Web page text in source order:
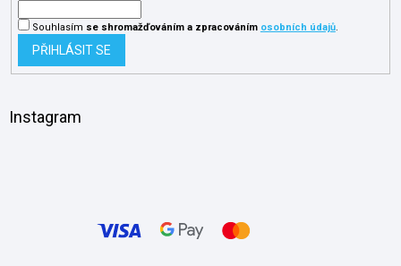
Souhlasím se shromažďováníma zpracováním osobních údajů.
PŘIHLÁSIT SE
Instagram